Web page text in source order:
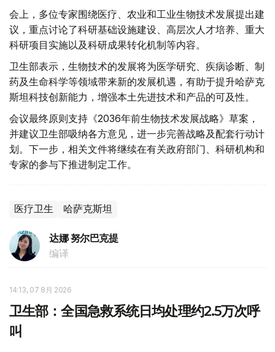
会上，多位专家围绕医疗、农业和工业生物技术发展提出建
议，重点讨论了科研基础设施建设、高层次人才培养、重大
科研项目实施以及科研成果转化机制等内容。
卫生部表示，生物技术的发展将为医学研究、疾病诊断、制
药及生命科学等领域带来新的发展机遇，有助于提升哈萨克
斯坦科技创新能力，增强本土先进技术和产品的可及性。
会议最终原则支持《2036年前生物技术发展战略》草案，
并建议卫生部吸纳各方意见，进一步完善战略及配套行动计
划。下一步，相关文件将继续在有关政府部门、科研机构和
专家的参与下推进制定工作。
医疗卫生 哈萨克斯坦
达娜 努尔巴克提
编译
14:13, 07 8月 2026
卫生部：全国急救系统日均处理约2.5万次呼
叫